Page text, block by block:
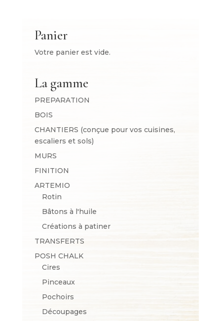
Panier
Votre panier est vide.
La gamme
PREPARATION
BOIS
CHANTIERS (conçue pour vos cuisines,
escaliers et sols)
MURS
FINITION
ARTEMIO
Rotin
Bâtons à l'huile
Créations à patiner
TRANSFERTS
POSH CHALK
Cires
Pinceaux
Pochoirs
Découpages